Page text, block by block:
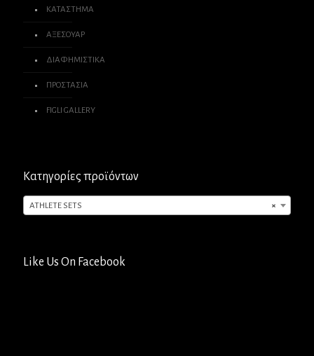
ΚΑΤΑΣΤΗΜΑ
ΑΞΕΣΟΥΑΡ
ΔΙΑΦΗΜΙΣΤΙΚΑ
ΠΡΟΣΤΑΣΙΑ
FIGLI GALLERY
Κατηγορίες προϊόντων
×
ATHLETE SETS
Like Us On Facebook